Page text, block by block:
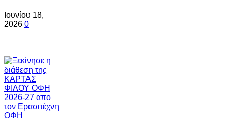
Ιουνίου 18,
2026 0